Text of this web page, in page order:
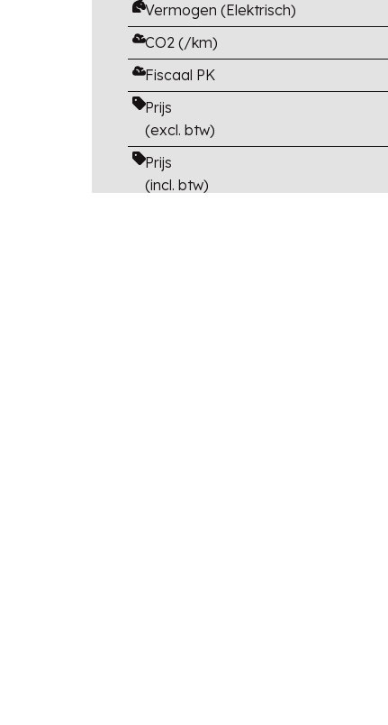
Vermogen (Elektrisch)
CO2 (/km)
Fiscaal PK
Prijs
(excl. btw)
Prijs
(incl. btw)